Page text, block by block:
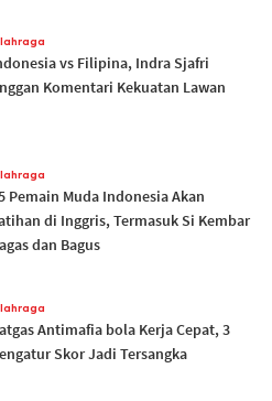
vs Filipina, Indra Sjafri
Komentari Kekuatan Lawan
Pemain Muda Indonesia Akan
di Inggris, Termasuk Si Kembar
dan Bagus
Antimafia bola Kerja Cepat, 3
Skor Jadi Tersangka